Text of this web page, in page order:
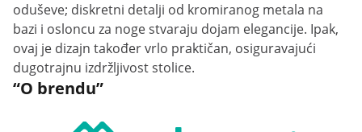
oduševe; diskretni detalji od kromiranog metala na
bazi i osloncu za noge stvaraju dojam elegancije. Ipak,
ovaj je dizajn također vrlo praktičan, osiguravajući
dugotrajnu izdržljivost stolice.
“O brendu”